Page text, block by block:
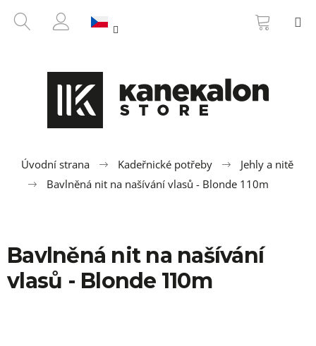
HLEDAT
PŘIHLÁŠENÍ
KOŠÍK
Úvodní strana Kadeřnické potřeby
Jehly a nitě
Bavlněná nit na našívání vlasů - Blonde 110m
Bavlněná nit na našívání
vlasů - Blonde 110m
ZPĚT
ZPĚT
j
e
t